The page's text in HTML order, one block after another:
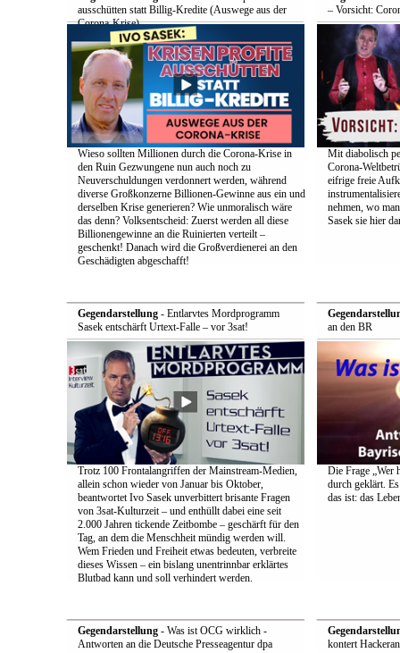
ausschütten statt Billig-Kredite (Auswege aus der
Corona-Krise)
Wieso sollten Millionen durch die Corona-Krise in
den Ruin Gezwungene nun auch noch zu
Neuverschuldungen verdonnert werden, während
diverse Großkonzerne Billionen-Gewinne aus ein und
derselben Krise generieren? Wie unmoralisch wäre
das denn? Volksentscheid: Zuerst werden all diese
Billionengewinne an die Ruinierten verteilt –
geschenkt! Danach wird die Großverdienerei an den
Geschädigten abgeschafft!
– Vorsicht:
Mit diabolisch
Corona-
eifrige freie
nehmen, wo
Sasek sie hier
Gegendarstellung- Entlarvtes Mordprogramm
Sasek entschärft Urtext-Falle – vor 3sat!
Trotz 100 Frontalangriffen der Mainstream-Medien,
allein schon wieder von Januar bis Oktober,
beantwortet Ivo Sasek unverbittert brisante Fragen
von 3sat-Kulturzeit – und enthüllt dabei eine seit
2.000 Jahren tickende Zeitbombe – geschärft für den
Tag, an dem die Menschheit mündig werden will.
Wem Frieden und Freiheit etwas bedeuten, verbreite
dieses Wissen – ein bislang unentrinnbar erklärtes
Blutbad kann und soll verhindert werden.
an den BR
Die Frage „Wer
durch geklärt.
das ist: das
Gegendarstellung- Was ist OCG wirklich -
Antworten an die Deutsche Presseagentur dpa
kontert